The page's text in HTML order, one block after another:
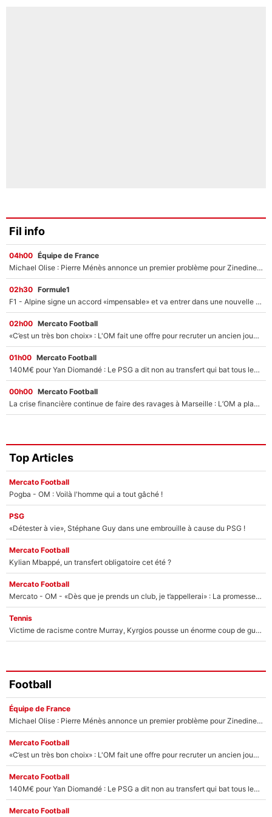
Fil info
04h00 Équipe de France
Michael Olise : Pierre Ménès annonce un premier problème pour Zinedine Zidane en équipe de France
02h30 Formule1
F1 - Alpine signe un accord «impensable» et va entrer dans une nouvelle dimension : Grande nouvelle pour Pierre Gasly !
02h00 Mercato Football
«C’est un très bon choix» : L'OM fait une offre pour recruter un ancien joueur du PSG... et c'est validé dans l'After Foot !
01h00 Mercato Football
140M€ pour Yan Diomandé : Le PSG a dit non au transfert qui bat tous les records sur le mercato
00h00 Mercato Football
La crise financière continue de faire des ravages à Marseille : L’OM a placé 12 joueurs sur le marché des transferts… et ça pourrait lui rapporter près de 100M€ !
Top Articles
Mercato Football
Pogba - OM : Voilà l'homme qui a tout gâché !
PSG
«Détester à vie», Stéphane Guy dans une embrouille à cause du PSG !
Mercato Football
Kylian Mbappé, un transfert obligatoire cet été ?
Mercato Football
Mercato - OM - «Dès que je prends un club, je t’appellerai» : La promesse de Marcelino au moment de claquer la porte
Tennis
Victime de racisme contre Murray, Kyrgios pousse un énorme coup de gueule !
Football
Équipe de France
Michael Olise : Pierre Ménès annonce un premier problème pour Zinedine Zidane en équipe de France
Mercato Football
«C’est un très bon choix» : L'OM fait une offre pour recruter un ancien joueur du PSG... et c'est validé dans l'After Foot !
Mercato Football
140M€ pour Yan Diomandé : Le PSG a dit non au transfert qui bat tous les records sur le mercato
Mercato Football